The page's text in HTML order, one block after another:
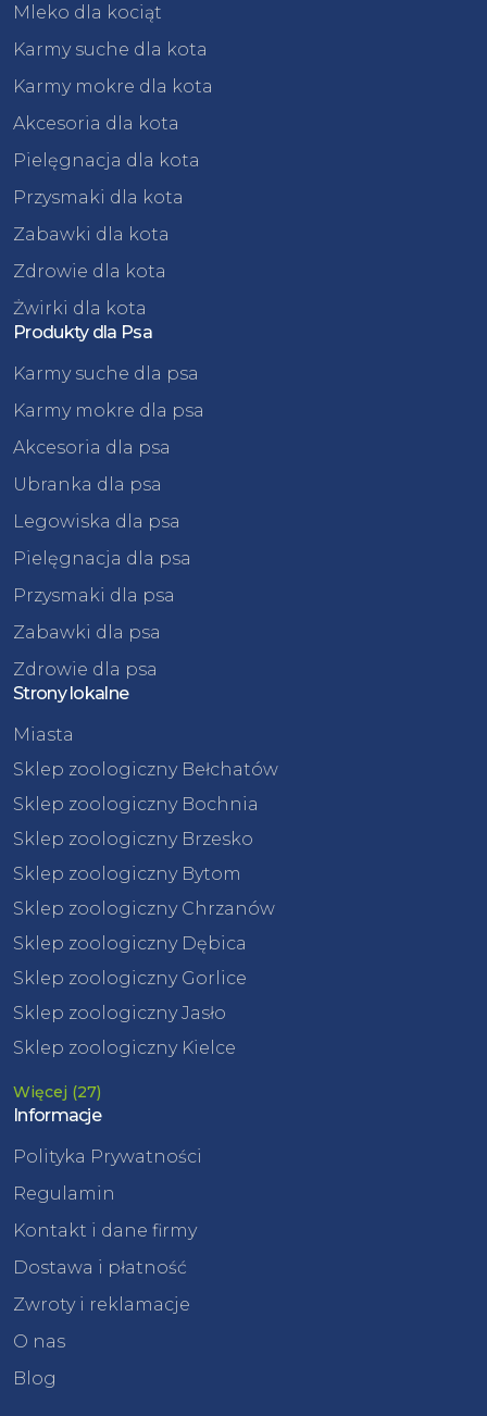
Mleko dla kociąt
Karmy suche dla kota
Karmy mokre dla kota
Akcesoria dla kota
Pielęgnacja dla kota
Przysmaki dla kota
Zabawki dla kota
Zdrowie dla kota
Żwirki dla kota
Produkty dla Psa
Karmy suche dla psa
Karmy mokre dla psa
Akcesoria dla psa
Ubranka dla psa
Legowiska dla psa
Pielęgnacja dla psa
Przysmaki dla psa
Zabawki dla psa
Zdrowie dla psa
Strony lokalne
Miasta
Sklep zoologiczny Bełchatów
Sklep zoologiczny Bochnia
Sklep zoologiczny Brzesko
Sklep zoologiczny Bytom
Sklep zoologiczny Chrzanów
Sklep zoologiczny Dębica
Sklep zoologiczny Gorlice
Sklep zoologiczny Jasło
Sklep zoologiczny Kielce
Więcej (27)
Informacje
Polityka Prywatności
Regulamin
Kontakt i dane firmy
Dostawa i płatność
Zwroty i reklamacje
O nas
Blog